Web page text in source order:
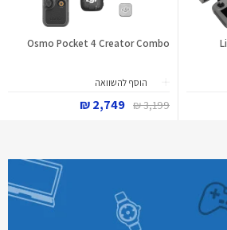
Osmo Pocket 4 Creator Combo
הוסף להשוואה
3,199 ₪
2,749 ₪